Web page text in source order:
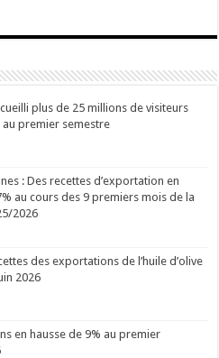
plus de 25 millions de visiteurs
premier semestre
: Des recettes d’exportation en
au cours des 9 premiers mois de la
2026
des exportations de l’huile d’olive
2026
en hausse de 9% au premier